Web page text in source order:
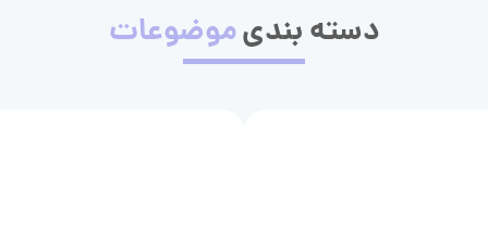
دسته بندیموضوعات